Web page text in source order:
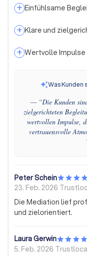
+ Einfühlsame
+ Klare und
+ Wertvolle Impulse
Was Kunden
— “Die Kunden
zielgerichteten
wertvollen Impulse,
vertrauensvolle
Peter Schein
23. Feb. 2026
Die Mediation lief
und zielorientiert.
Laura Gerwin
5. Feb. 2026